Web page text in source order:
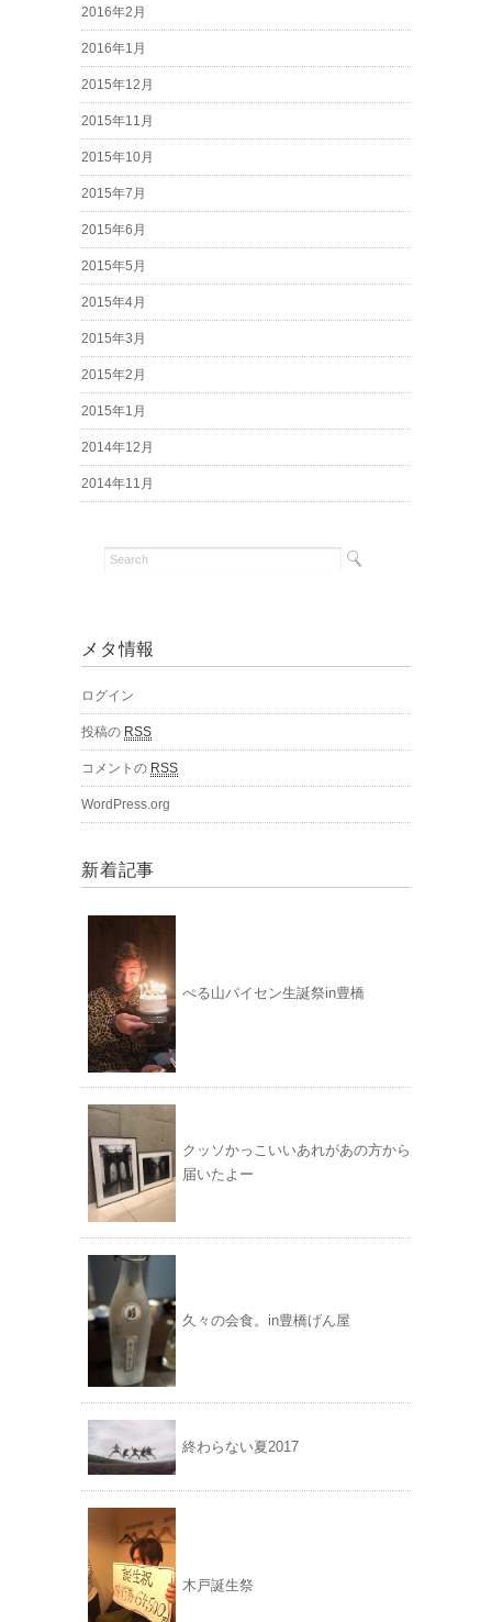
2016年2月
2016年1月
2015年12月
2015年11月
2015年10月
2015年7月
2015年6月
2015年5月
2015年4月
2015年3月
2015年2月
2015年1月
2014年12月
2014年11月
メタ情報
ログイン
投稿の RSS
コメントの RSS
WordPress.org
新着記事
ぺる山パイセン生誕祭in豊橋
クッソかっこいいあれがあの方から
届いたよー
久々の会食。in豊橋げん屋
終わらない夏2017
木戸誕生祭